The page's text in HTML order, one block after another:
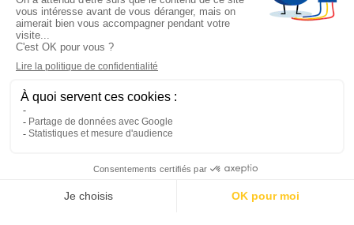
Informations
Climservice
Informations